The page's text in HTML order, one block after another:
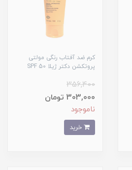
کرم ضد آفتاب رنگی مولتی
پروتکشن دکتر ژیلا SPF 50
356,400
303,000 تومان
ناموجود